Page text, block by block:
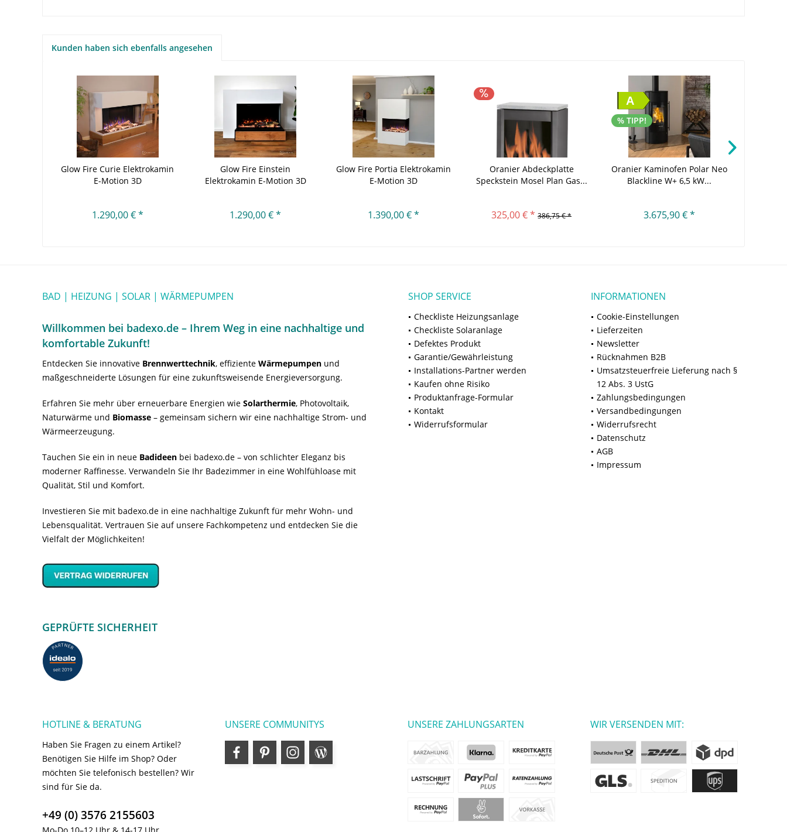
Kunden haben sich ebenfalls angesehen
Glow Fire Curie Elektrokamin
E-Motion 3D
1.290,00 € *
Glow Fire Einstein
Elektrokamin E-Motion 3D
1.290,00 € *
Glow Fire Portia Elektrokamin
E-Motion 3D
1.390,00 € *
Oranier Abdeckplatte
Speckstein Mosel Plan Gas...
325,00 € * 386,75 € *
A
% TIPP!
Oranier Kaminofen Polar Neo
Blackline W+ 6,5 kW...
3.675,90 € *
BAD | HEIZUNG | SOLAR | WÄRMEPUMPEN
Willkommen bei badexo.de – Ihrem Weg in eine nachhaltige und
komfortable Zukunft!
Entdecken Sie innovative Brennwerttechnik, effiziente Wärmepumpen und
maßgeschneiderte Lösungen für eine zukunftsweisende Energieversorgung.
Erfahren Sie mehr über erneuerbare Energien wie Solarthermie, Photovoltaik,
Naturwärme und Biomasse – gemeinsam sichern wir eine nachhaltige Strom- und
Wärmeerzeugung.
Tauchen Sie ein in neue Badideen bei badexo.de – von schlichter Eleganz bis
moderner Raffinesse. Verwandeln Sie Ihr Badezimmer in eine Wohlfühloase mit
Qualität, Stil und Komfort.
Investieren Sie mit badexo.de in eine nachhaltige Zukunft für mehr Wohn- und
Lebensqualität. Vertrauen Sie auf unsere Fachkompetenz und entdecken Sie die
Vielfalt der Möglichkeiten!
GEPRÜFTE SICHERHEIT
SHOP SERVICE
Checkliste Heizungsanlage
Checkliste Solaranlage
Defektes Produkt
Garantie/Gewährleistung
Installations-Partner werden
Kaufen ohne Risiko
Produktanfrage-Formular
Kontakt
Widerrufsformular
INFORMATIONEN
Cookie-Einstellungen
Lieferzeiten
Newsletter
Rücknahmen B2B
Umsatzsteuerfreie Lieferung nach §
12 Abs. 3 UstG
Zahlungsbedingungen
Versandbedingungen
Widerrufsrecht
Datenschutz
AGB
Impressum
HOTLINE & BERATUNG
Haben Sie Fragen zu einem Artikel?
Benötigen Sie Hilfe im Shop? Oder
möchten Sie telefonisch bestellen? Wir
sind für Sie da.
+49 (0) 3576 2155603
Mo-Do 10–12 Uhr & 14-17 Uhr
UNSERE COMMUNITYS UNSERE ZAHLUNGSARTEN WIR VERSENDEN MIT: